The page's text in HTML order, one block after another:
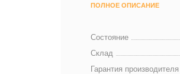
ПОЛНОЕ ОПИСАНИЕ
Состояние
Склад
Гарантия производителя